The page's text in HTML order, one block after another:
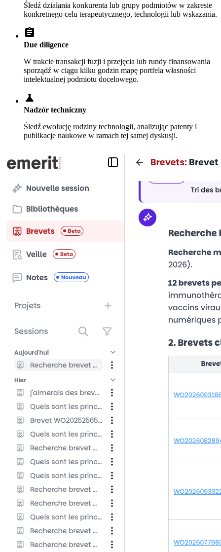
Śledź działania konkurenta lub grupy podmiotów w zakresie
konkretnego celu terapeutycznego, technologii lub wskazania.
assignment
Due diligence
W trakcie transakcji fuzji i przejęcia lub rundy finansowania
sporządź w ciągu kilku godzin mapę portfela własności
intelektualnej podmiotu docelowego.
science
Nadzór techniczny
Śledź ewolucję rodziny technologii, analizując patenty i
publikacje naukowe w ramach tej samej dyskusji.